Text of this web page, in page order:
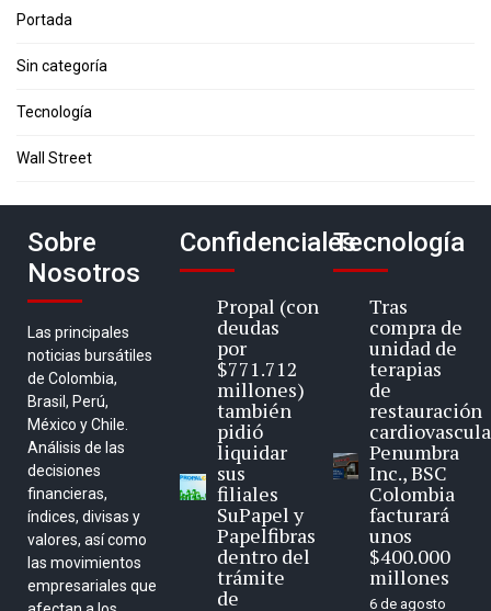
Portada
Sin categoría
Tecnología
Wall Street
Sobre
Nosotros
Las principales
noticias bursátiles
de Colombia,
Brasil, Perú,
México y Chile.
Análisis de las
decisiones
financieras,
índices, divisas y
valores, así como
las movimientos
empresariales que
Confidenciales
Propal (con
deudas
por
$771.712
millones)
también
pidió
liquidar
sus
filiales
SuPapel y
Papelfibras
dentro del
trámite
de
Tecnología
Tras
compra de
unidad de
terapias
de
restauración
Penumbra
Inc., BSC
Colombia
facturará
unos
$400.000
millones
6 de agosto